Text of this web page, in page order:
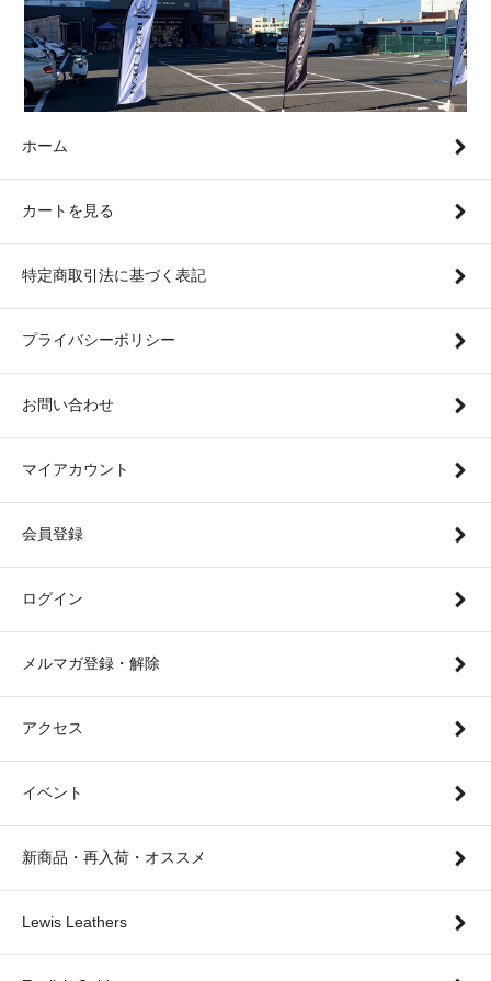
ホーム
カートを見る
特定商取引法に基づく表記
プライバシーポリシー
お問い合わせ
マイアカウント
会員登録
ログイン
メルマガ登録・解除
アクセス
イベント
新商品・再入荷・オススメ
Lewis Leathers